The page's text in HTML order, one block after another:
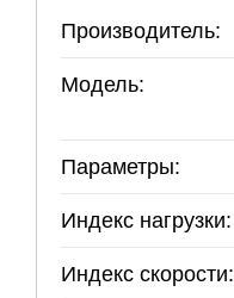
Производитель:
Модель:
Параметры:
Индекс нагрузки:
Индекс скорости: